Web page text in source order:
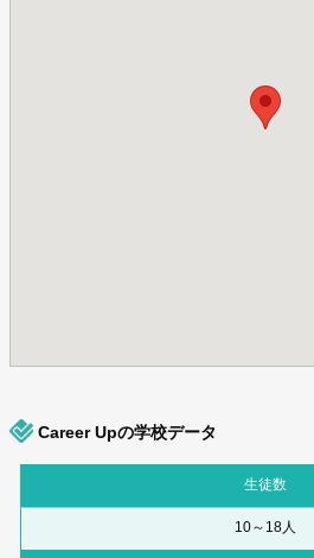
Career Upの学校データ
生徒数
10～18人